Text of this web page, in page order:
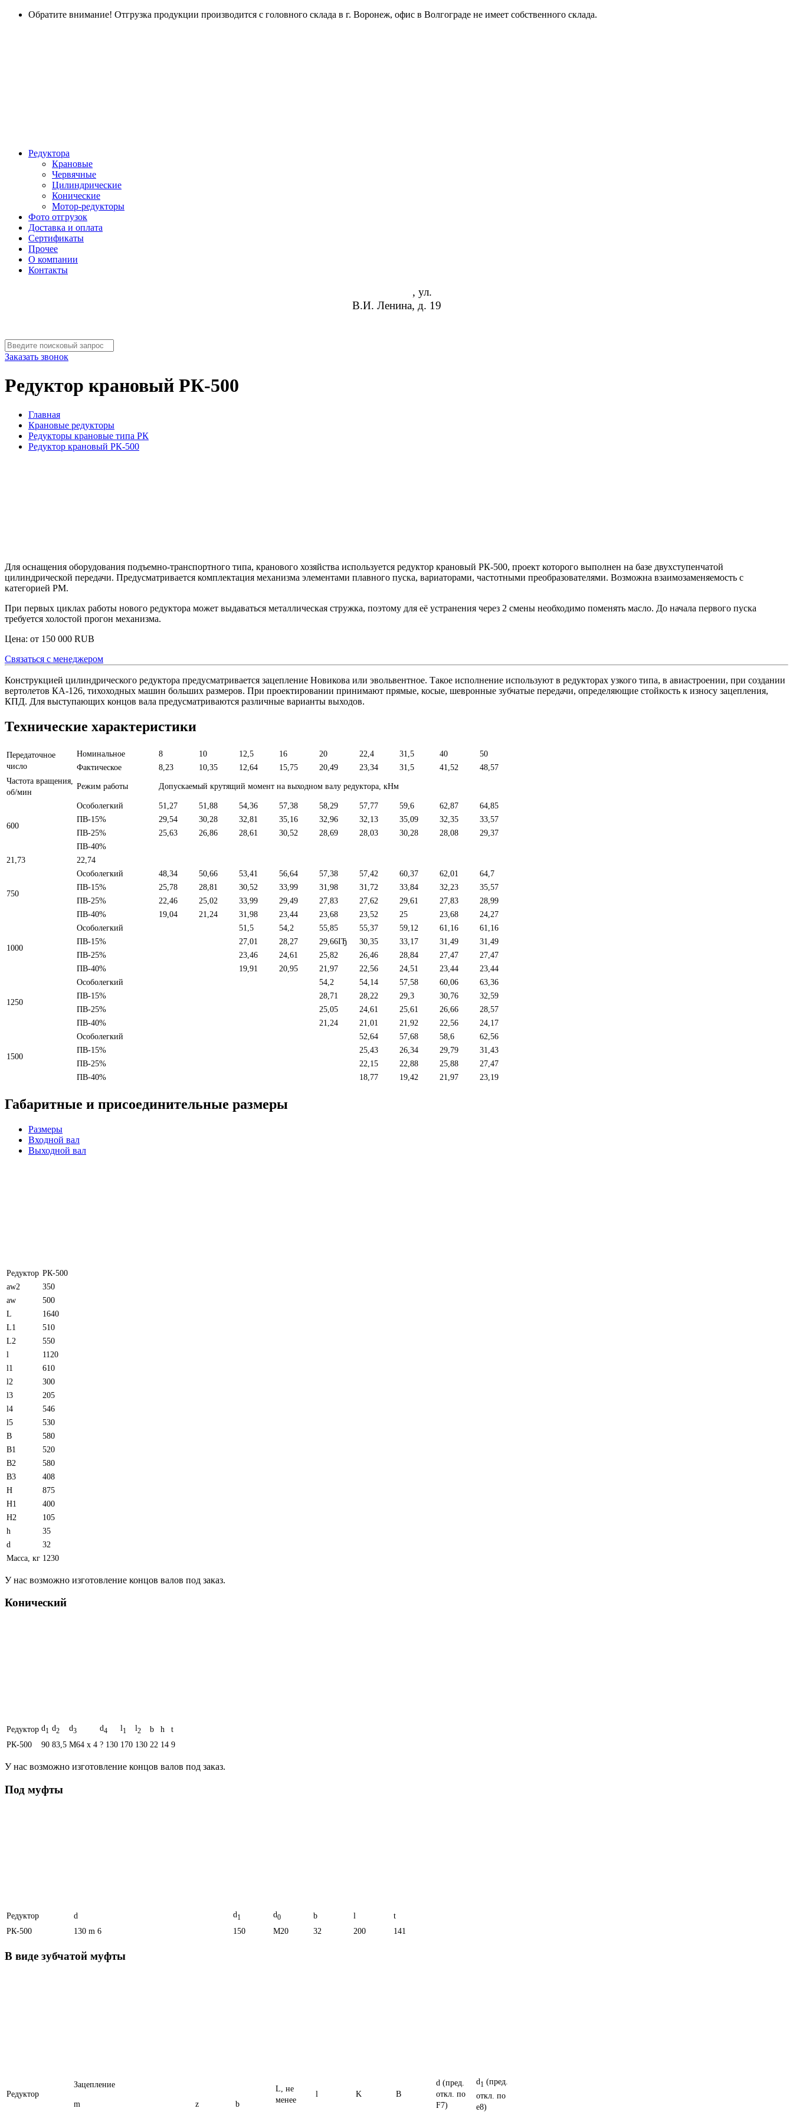
Обратите внимание! Отгрузка продукции производится с головного склада в г. Воронеж, офис в Волгограде не имеет собственного склада.
Редуктора
Крановые
Червячные
Цилиндрические
Конические
Мотор-редукторы
Фото отгрузок
Доставка и оплата
Сертификаты
Прочее
О компании
Контакты
, ул.
В.И. Ленина, д. 19
Заказать звонок
Редуктор крановый РК-500
Главная
Крановые редукторы
Редукторы крановые типа РК
Редуктор крановый РК-500
Для оснащения оборудования подъемно-транспортного типа, кранового хозяйства используется редуктор крановый РК-500, проект которого выполнен на базе двухступенчатой
цилиндрической передачи. Предусматривается комплектация механизма элементами плавного пуска, вариаторами, частотными преобразователями. Возможна взаимозаменяемость с
категорией РМ.
При первых циклах работы нового редуктора может выдаваться металлическая стружка, поэтому для её устранения через 2 смены необходимо поменять масло. До начала первого пуска
требуется холостой прогон механизма.
Цена: от 150 000 RUB
Связаться с менеджером
Конструкцией цилиндрического редуктора предусматривается зацепление Новикова или эвольвентное. Такое исполнение используют в редукторах узкого типа, в авиастроении, при создании
вертолетов КА-126, тихоходных машин больших размеров. При проектировании принимают прямые, косые, шевронные зубчатые передачи, определяющие стойкость к износу зацепления,
КПД. Для выступающих концов вала предусматриваются различные варианты выходов.
Технические характеристики
Передаточное
число
Номинальное 8 10 12,5 16 20 22,4 31,5 40
50
Фактическое
8,23 10,35 12,64 15,75 20,49 23,34 31,5 41,52
48,57
Частота вращения,
об/мин
Режим работы Допускаемый крутящий момент на выходном валу редуктора, кНм
600
Особолегкий 51,27 51,88 54,36 57,38 58,29 57,77 59,6 62,87
64,85
ПВ-15%
29,54 30,28 32,81 35,16 32,96 32,13 35,09 32,35
33,57
ПВ-25%
25,63 26,86 28,61 30,52 28,69 28,03 30,28 28,08
29,37
ПВ-40%
21,73
22,74
750
Особолегкий 48,34 50,66 53,41 56,64 57,38 57,42 60,37 62,01
64,7
ПВ-15%
25,78 28,81 30,52 33,99 31,98 31,72 33,84 32,23
35,57
ПВ-25%
22,46 25,02 33,99 29,49 27,83 27,62 29,61 27,83
28,99
ПВ-40%
19,04 21,24 31,98 23,44 23,68 23,52 25 23,68 24,27
1000
Особолегкий 51,5 54,2 55,85 55,37 59,12 61,16
61,16
ПВ-15%
27,01 28,27 29,66ІЂ 30,35 33,17 31,49
31,49
ПВ-25%
23,46 24,61 25,82 26,46 28,84 27,47
27,47
ПВ-40%
19,91 20,95 21,97 22,56 24,51 23,44 23,44
1250
Особолегкий 54,2 54,14 57,58 60,06
63,36
ПВ-15%
28,71 28,22 29,3 30,76
32,59
ПВ-25%
25,05 24,61 25,61 26,66
28,57
ПВ-40%
21,24 21,01 21,92 22,56 24,17
1500
Особолегкий 52,64 57,68 58,6
62,56
ПВ-15%
25,43 26,34 29,79
31,43
ПВ-25%
22,15 22,88 25,88
27,47
ПВ-40%
18,77 19,42 21,97 23,19
Габаритные и присоединительные размеры
Размеры
Входной вал
Выходной вал
Редуктор РК-500
aw2
350
aw
500
L
1640
L1
510
L2
550
l
1120
l1
610
l2
300
l3
205
l4
546
l5
530
B
580
B1
520
B2
580
B3
408
H
875
H1
400
H2
105
h
35
d
32
Масса, кг 1230
У нас возможно изготовление концов валов под заказ.
Конический
Редуктор d 1 d2 d3 d4 l 1 l2 b h
t
РК-500
90 83,5 M64 x 4 ? 130 170 130 22 14 9
У нас возможно изготовление концов валов под заказ.
Под муфты
Редуктор d d1 d0 b l
t
РК-500
130 m 6 150 M20 32 200 141
В виде зубчатой муфты
Редуктор
Зацепление
L, не
менее
l K B
d (пред.
откл. по
F7)
d 1 (пред.
откл. по
e8)
m z b